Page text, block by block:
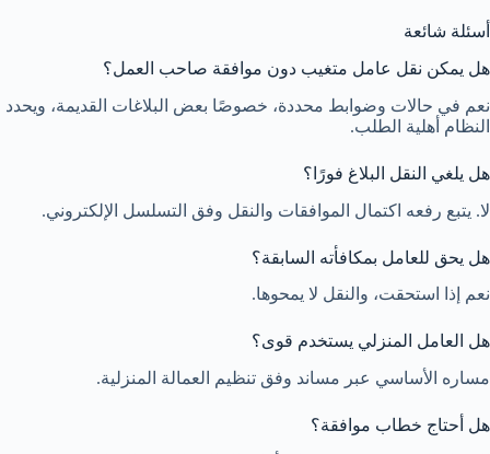
أسئلة شائعة
هل يمكن نقل عامل متغيب دون موافقة صاحب العمل؟
نعم في حالات وضوابط محددة، خصوصًا بعض البلاغات القديمة، ويحدد
النظام أهلية الطلب.
هل يلغي النقل البلاغ فورًا؟
لا. يتبع رفعه اكتمال الموافقات والنقل وفق التسلسل الإلكتروني.
هل يحق للعامل بمكافأته السابقة؟
نعم إذا استحقت، والنقل لا يمحوها.
هل العامل المنزلي يستخدم قوى؟
مساره الأساسي عبر مساند وفق تنظيم العمالة المنزلية.
هل أحتاج خطاب موافقة؟